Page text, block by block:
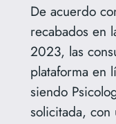
De acuerdo
recabados en
2023, las
plataforma en
siendo
solicitada,